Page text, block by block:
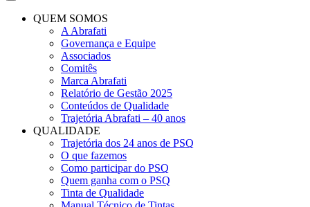
QUEM SOMOS
A Abrafati
Governança e Equipe
Associados
Comitês
Marca Abrafati
Relatório de Gestão 2025
Conteúdos de Qualidade
Trajetória Abrafati – 40 anos
QUALIDADE
Trajetória dos 24 anos de PSQ
O que fazemos
Como participar do PSQ
Quem ganha com o PSQ
Tinta de Qualidade